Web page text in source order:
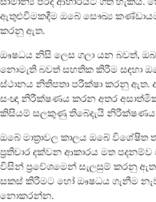
ඇතුළුවීමකදීම ඔබේ සෞඛ්‍ය
කරනු ඇත.
ඖෂධය නිසි ලෙස ගලා යන බවත්, ඔබට
නොමැති බවත් සහතික කිරීම සඳහා
ස්ථානය නිතිපතා පරීක්ෂා කරනු ඇත.
සංඥා නිරීක්ෂණය කරන අතර
කිසියම් සලකුණු තිබේදැයි
ඔබේ මාත්‍රාවල කාලය ඔබේ විශේෂිත
ප්‍රතිචාර දක්වන ආකාරය මත
විසින් ප්‍රවේශමෙන් සැලසුම් කරනු
සකස් කිරීමට හෝ ඖෂධය ගැනීම
නොකරන්න.